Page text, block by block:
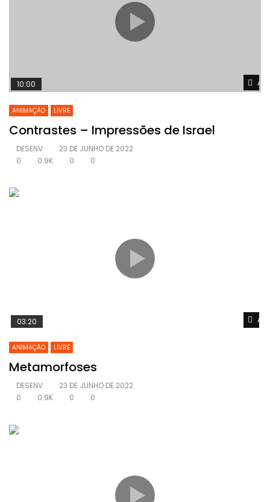
10:00
ANIMAÇÃO LIVRE
Contrastes – Impressões de Israel
DESENV
23 DE JUNHO DE 2022
0
0.9K 0 0
03:20
ANIMAÇÃO LIVRE
Metamorfoses
DESENV
23 DE JUNHO DE 2022
0
0.9K 0 0